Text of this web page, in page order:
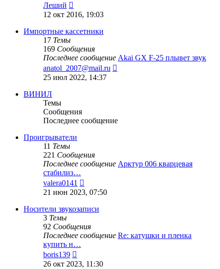
Леший
к
сообщению
12 окт 2016, 19:03
Импортные кассетники
17 Темы
169 Сообщения
Последнее сообщение Akai GX F-25 плывет звук
anatol_2007@mail.ru
25 июл 2022, 14:37
ВИНИЛ
Темы
Сообщения
Последнее сообщение
Проигрыватели
11 Темы
221 Сообщения
Последнее сообщение Арктур 006 кварцевая
стабилиз…
valera0141
к
сообщению
21 июн 2023, 07:50
Носители звукозаписи
3 Темы
92 Сообщения
Последнее сообщение Re: катушки и пленка
купить н…
boris139
к
26 окт 2023, 11:30